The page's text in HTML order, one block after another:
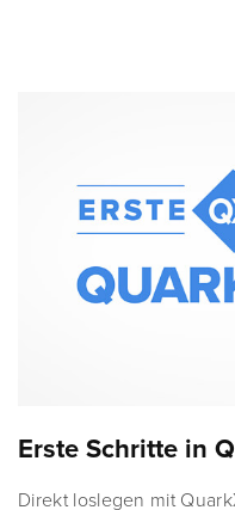
Erste Schritte in
Direkt loslegen mit